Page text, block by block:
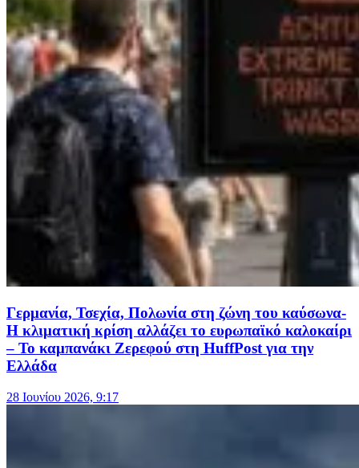
Γερμανία, Τσεχία, Πολωνία στη ζώνη του καύσωνα-
Η κλιματική κρίση αλλάζει το ευρωπαϊκό καλοκαίρι
– Το καμπανάκι Ζερεφού στη HuffPost για την
Ελλάδα
28 Ιουνίου 2026, 9:17